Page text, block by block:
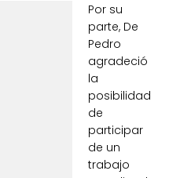
Por su
parte, De
Pedro
agradeció
la
posibilidad
de
participar
de un
trabajo